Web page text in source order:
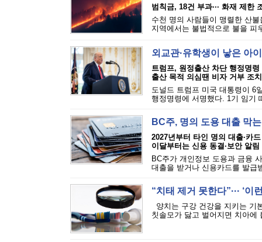
범칙금, 18건 부과··· 화재 제한
수천 명의 사람들이 맹렬한 산
지역에서는 불법적으로 불을 피
외교관·유학생이 낳은 아
트럼프, 원정출산 차단 행정명령
출산 목적 의심땐 비자 거부 조치
도널드 트럼프 미국 대통령이 6
행정명령에 서명했다. 1기 임기
BC주, 명의 도용 대출 막
2027년부터 타인 명의 대출·카
이달부터는 신용 동결·보안 알
BC주가 개인정보 도용과 금융
대출을 받거나 신용카드를 발급
“치태 제거 못한다”··· ‘
양치는 구강 건강을 지키는 기
칫솔모가 닳고 벌어지면 치아에